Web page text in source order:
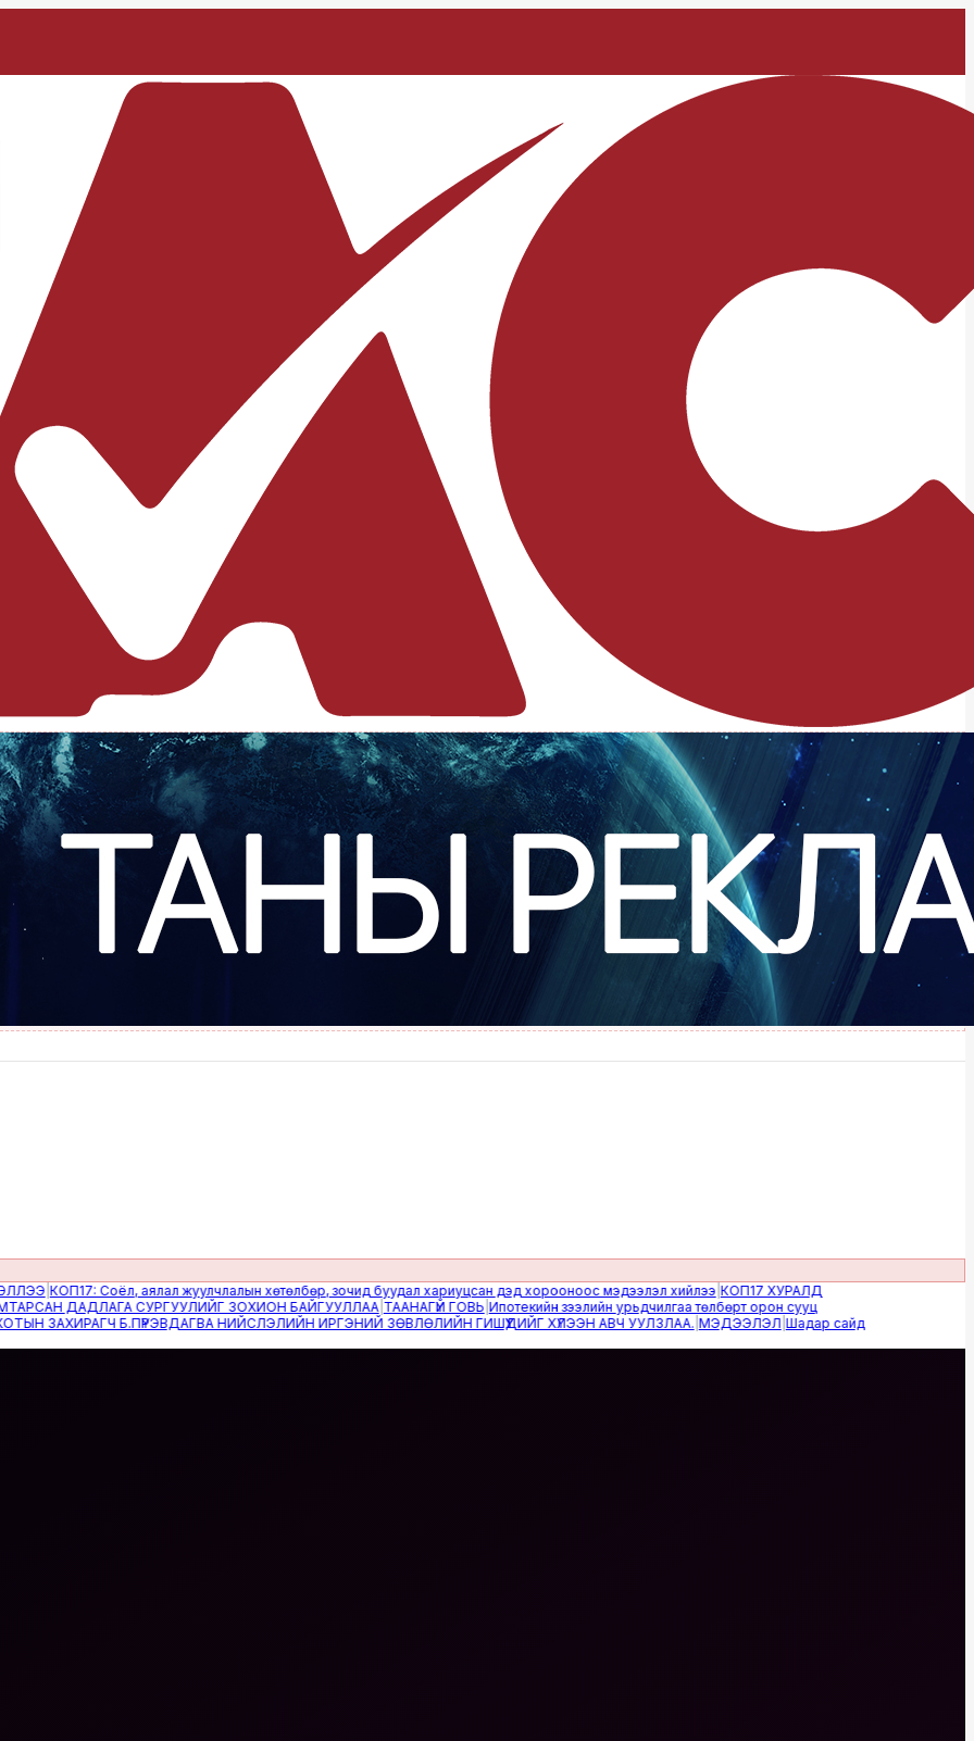
|КОП17: Соёл, аялал жуулчлалын хөтөлбөр, зочид буудал хариуцсан дэд хорооноос мэдээлэл хийлээ|КОП17 ХУРАЛД
ДАДЛАГА СУРГУУЛИЙГ ЗОХИОН БАЙГУУЛЛАА|ТААНАГҮЙ ГОВЬ| Ипотекийн зээлийн урьдчилгаа төлбөрт орон сууц
Б.ПҮРЭВДАГВА НИЙСЛЭЛИЙН ИРГЭНИЙ ЗӨВЛӨЛИЙН ГИШҮҮДИЙГ ХҮЛЭЭН АВЧ УУЛЗЛАА.|МЭДЭЭЛЭЛ|Шадар сайд